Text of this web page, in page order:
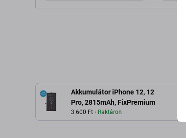
Akkumulátor iPhone 12, 12
Pro, 2815mAh, FixPremium
3 600 Ft Raktáron